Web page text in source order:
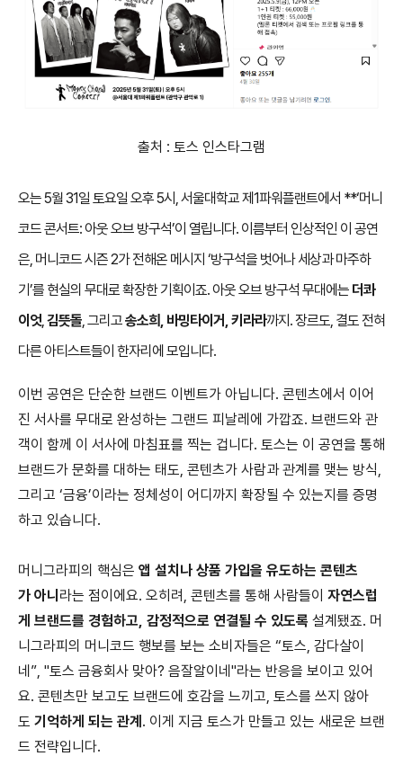
출처 : 토스 인스타그램
오는 5월 31일 토요일 오후 5시, 서울대학교 제1파워플랜트에서 **‘머니
코드 콘서트: 아웃 오브 방구석’이 열립니다. 이름부터 인상적인 이 공연
은, 머니코드 시즌 2가 전해온 메시지 ‘방구석을 벗어나 세상과 마주하
기’를 현실의 무대로 확장한 기획이죠. 아웃 오브 방구석 무대에는 더콰
이엇,김뜻돌, 그리고송소희, 바밍타이거, 키라라까지. 장르도, 결도 전혀
다른 아티스트들이 한자리에 모입니다.
이번 공연은 단순한 브랜드 이벤트가 아닙니다. 콘텐츠에서 이어
진 서사를 무대로 완성하는 그랜드 피날레에 가깝죠. 브랜드와 관
객이 함께 이 서사에 마침표를 찍는 겁니다. 토스는 이 공연을 통해
브랜드가 문화를 대하는 태도, 콘텐츠가 사람과 관계를 맺는 방식,
그리고 ‘금융’이라는 정체성이 어디까지 확장될 수 있는지를 증명
하고 있습니다.
머니그라피의 핵심은 앱 설치나 상품 가입을 유도하는 콘텐츠
가 아니 라는 점이에요. 오히려, 콘텐츠를 통해 사람들이 자연스럽
게 브랜드를 경험하고, 감정적으로 연결될 수 있도록 설계됐죠. 머
니그라피의 머니코드 행보를 보는 소비자들은 “토스, 감다살이
네”, "토스 금융회사 맞아? 음잘알이네"라는 반응을 보이고 있어
요. 콘텐츠만 보고도 브랜드에 호감을 느끼고, 토스를 쓰지 않아
도 기억하게 되는 관계 . 이게 지금 토스가 만들고 있는 새로운 브랜
드 전략입니다.